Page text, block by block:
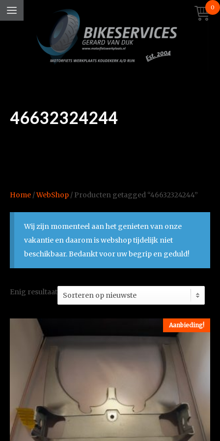
0
46632324244
Home /WebShop / Producten getagged “46632324244”
Wij zijn momenteel aan het genieten van onze
vakantie en daarom is webshop tijdelijk niet
beschikbaar. Bedankt voor uw begrip en geduld!
Enig resultaat
Aanbieding!